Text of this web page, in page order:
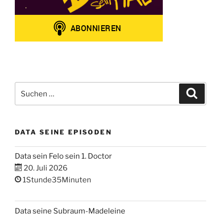
nach:
DATA SEINE EPISODEN
Data sein Felo sein 1. Doctor
20. Juli 2026
1Stunde35Minuten
Data seine Subraum-Madeleine